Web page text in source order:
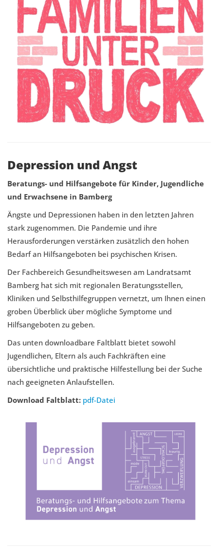
Depression und Angst
Beratungs- und Hilfsangebote für Kinder, Jugendliche
und Erwachsene in Bamberg
Ängste und Depressionen haben in den letzten Jahren
stark zugenommen. Die Pandemie und ihre
Herausforderungen verstärken zusätzlich den hohen
Bedarf an Hilfsangeboten bei psychischen Krisen.
Der Fachbereich Gesundheitswesen am Landratsamt
Bamberg hat sich mit regionalen Beratungsstellen,
Kliniken und Selbsthilfegruppen vernetzt, um Ihnen einen
groben Überblick über mögliche Symptome und
Hilfsangeboten zu geben.
Das unten downloadbare Faltblatt bietet sowohl
Jugendlichen, Eltern als auch Fachkräften eine
übersichtliche und praktische Hilfestellung bei der Suche
nach geeigneten Anlaufstellen.
Download Faltblatt: pdf-Datei